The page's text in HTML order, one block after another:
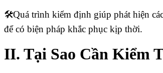
🛠️Quá trình kiểm định giúp phát hiện
để có biện pháp khắc phục kịp thời.
II. Tại Sao Cần Kiểm